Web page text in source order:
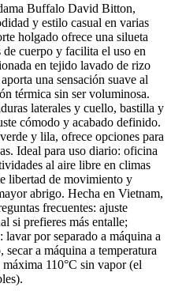
Buffalo David Bitton,
y estilo casual en varias
holgado ofrece una silueta
cuerpo y facilita el uso en
en tejido lavado de rizo
una sensación suave al
térmica sin ser voluminosa.
laterales y cuello, bastilla y
cómodo y acabado definido.
y lila, ofrece opciones para
Ideal para uso diario: oficina
al aire libre en climas
libertad de movimiento y
abrigo. Hecha en Vietnam,
frecuentes: ajuste
si prefieres más entalle;
por separado a máquina a
a máquina a temperatura
110°C sin vapor (el